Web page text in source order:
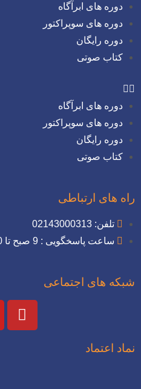
دوره های ابرآگاه
دوره های سوپراکتور
دوره رایگان
کتاب صوتی
دوره های ابرآگاه
دوره های سوپراکتور
دوره رایگان
کتاب صوتی
راه های ارتباطی
تلفن: 02143000313
ساعت پاسخگویی : 9 صبح تا 17:30
شبکه های اجتماعی
نماد اعتماد